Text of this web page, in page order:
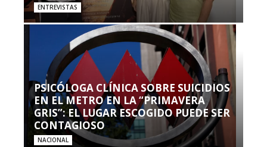
ENTREVISTAS
PSICÓLOGA CLÍNICA SOBRE SUICIDIOS
EN EL METRO EN LA “PRIMAVERA
GRIS”: EL LUGAR ESCOGIDO PUEDE SER
CONTAGIOSO
NACIONAL